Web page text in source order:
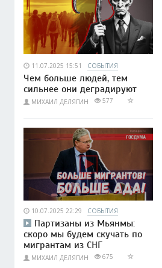
11.07.2025 15:51 СОБЫТИЯ
Чем больше людей, тем
сильнее они деградируют
МИХАИЛ ДЕЛЯГИН 577
10.07.2025 22:29 СОБЫТИЯ
Партизаны из Мьянмы:
скоро мы будем скучать по
мигрантам из СНГ
МИХАИЛ ДЕЛЯГИН 675